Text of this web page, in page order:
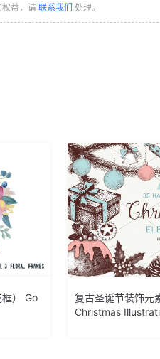
益，请 联系我们 处理。
） Go
复古圣诞节装饰元
Christmas